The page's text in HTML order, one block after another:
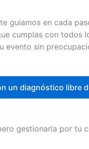
guiamos en cada
cumplas con todos
evento sin
un diagnóstico libre
gestionarla por tu